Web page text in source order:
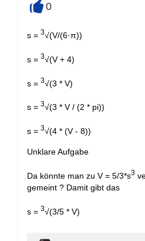
0
s = 3√(V/(6·π))
s = 3√(V + 4)
s = 3√(3 * V)
s = 3√(3 * V / (2 * pi))
s = 3√(4 * (V - 8))
Unklare Aufgabe
Da könnte man zu V = 5/3*s3
gemeint ? Damit gibt das
s = 3√(3/5 * V)